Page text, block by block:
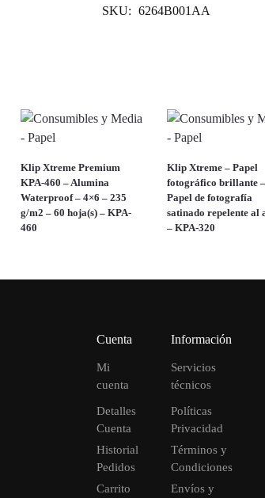
SKU: 6264B001AA
Klip Xtreme Premium
KPA-460 – Alumina
Waterproof – 4×6 – 235
g/m2 – 60 hoja(s) – KPA-
460
Klip Xtreme – Papel
fotográfico brillante –
Papel de fotografía
satinado repelente al
– KPA-320
Cuenta
Mi
cuenta
Detalles
Cuenta
Historial
Pedidos
Carrito
Información
Servicios
técnicos
Políticas
Privacidad
Términos y
Condiciones
Envíos y